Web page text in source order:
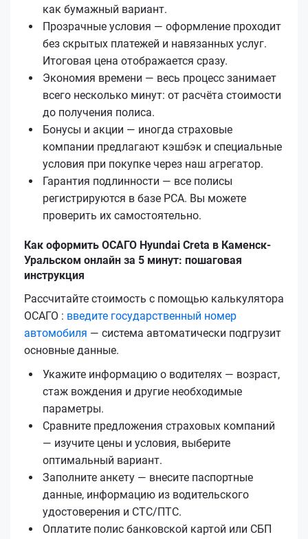
как бумажный вариант.
Прозрачные условия — оформление проходит
без скрытых платежей и навязанных услуг.
Итоговая цена отображается сразу.
Экономия времени — весь процесс занимает
всего несколько минут: от расчёта стоимости
до получения полиса.
Бонусы и акции — иногда страховые
компании предлагают кэшбэк и специальные
условия при покупке через наш агрегатор.
Гарантия подлинности — все полисы
регистрируются в базе РСА. Вы можете
проверить их самостоятельно.
Как оформить ОСАГО Hyundai Creta в Каменск-
Уральском онлайн за 5 минут: пошаговая
инструкция
Рассчитайте стоимость с помощью калькулятора
ОСАГО : введите государственный номер
автомобиля — система автоматически подгрузит
основные данные.
Укажите информацию о водителях — возраст,
стаж вождения и другие необходимые
параметры.
Сравните предложения страховых компаний
— изучите цены и условия, выберите
оптимальный вариант.
Заполните анкету — внесите паспортные
данные, информацию из водительского
удостоверения и СТС/ПТС.
Оплатите полис банковской картой или СБП